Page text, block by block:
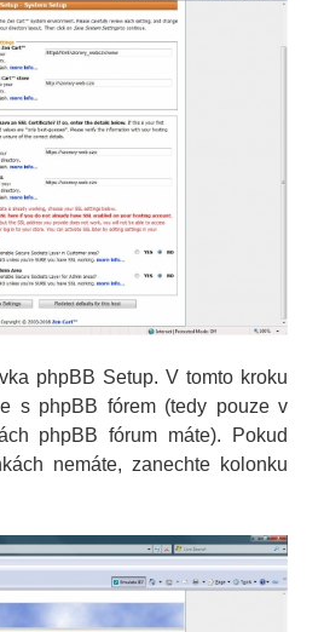
phpBB Setup. V tomto kroku
s phpBB fórem (tedy pouze v
phpBB fórum máte). Pokud
nemáte, zanechte kolonku